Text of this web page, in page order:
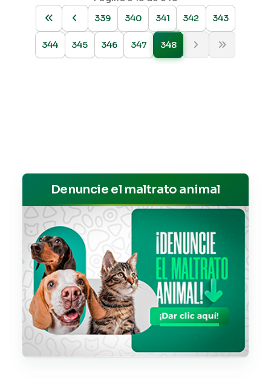
339
340 341 342 343
344 345 346 347 348
Denuncie el maltrato animal